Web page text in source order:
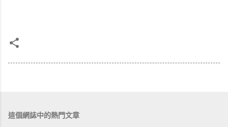
這個網誌中的熱門文章